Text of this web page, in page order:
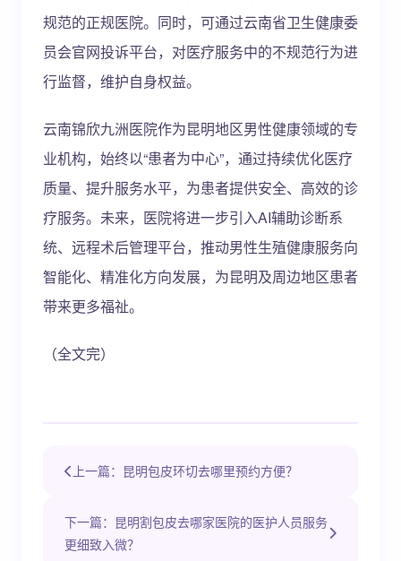
规范的正规医院。同时，可通过云南省卫生健康委
员会官网投诉平台，对医疗服务中的不规范行为进
行监督，维护自身权益。
云南锦欣九洲医院作为昆明地区男性健康领域的专
业机构，始终以“患者为中心”，通过持续优化医疗
质量、提升服务水平，为患者提供安全、高效的诊
疗服务。未来，医院将进一步引入AI辅助诊断系
统、远程术后管理平台，推动男性生殖健康服务向
智能化、精准化方向发展，为昆明及周边地区患者
带来更多福祉。
（全文完）
上一篇：昆明包皮环切去哪里预约方便？
下一篇：昆明割包皮去哪家医院的医护人员服务
更细致入微？